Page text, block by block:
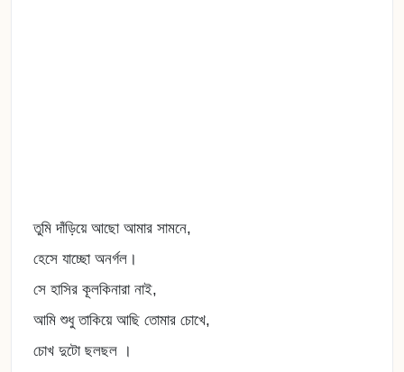
তুমি দাঁড়িয়ে আছো আমার সামনে,
হেসে যাচ্ছো অনর্গল।
সে হাসির কূলকিনারা নাই,
আমি শুধু তাকিয়ে আছি তোমার চোখে,
চোখ দুটো ছলছল ।